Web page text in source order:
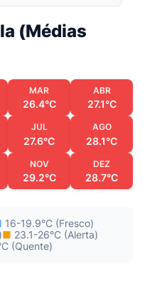
(Médias
MAR
26.4°C
ABR
27.1°C
JUL
27.6°C
AGO
28.1°C
NOV
29.2°C
DEZ
28.7°C
16-19.9°C (Fresco)
■ 23.1-26°C (Alerta)
(Quente)